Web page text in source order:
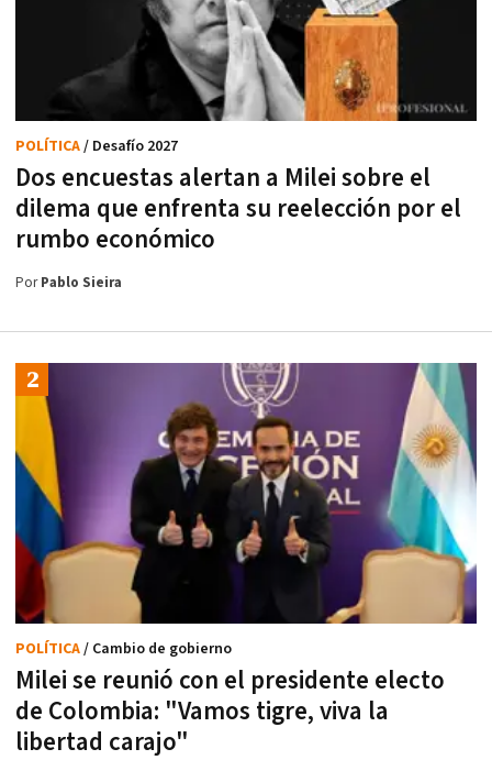
Dos encuestas alertan a Milei sobre el
dilema que enfrenta su reelección por el
rumbo económico
POLÍTICA/ Desafío 2027
PorPablo Sieira
Milei se reunió con el presidente electo
de Colombia: "Vamos tigre, viva la
libertad carajo"
POLÍTICA/ Cambio de gobierno